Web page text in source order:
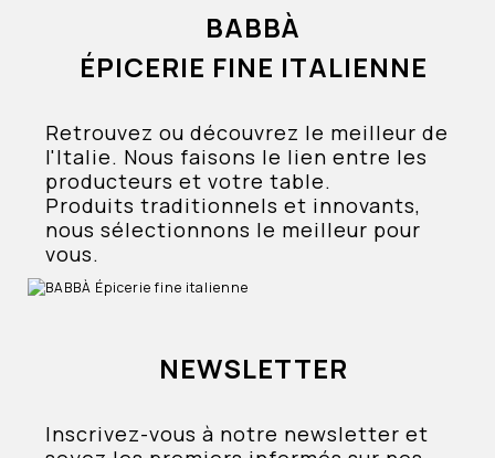
BABBÀ
ÉPICERIE FINE ITALIENNE
Retrouvez ou découvrez le meilleur de
l'Italie. Nous faisons le lien entre les
producteurs et votre table.
Produits traditionnels et innovants,
nous sélectionnons le meilleur pour
vous.
NEWSLETTER
Inscrivez-vous à notre newsletter et